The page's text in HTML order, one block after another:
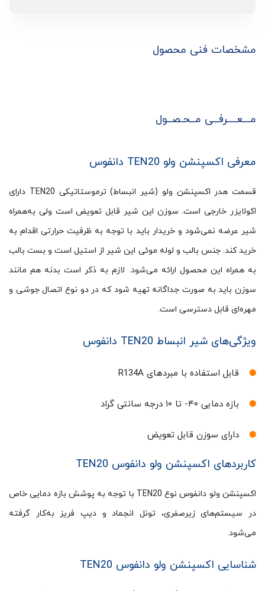
مشخصات فنی محصول
مـــعــــرفــی مــحـصــول
معرفی اکسپنشن ولو TEN20 دانفوس
قسمت هدر اکسپنشن ولو (شیر انبساط) ترموستاتیکی TEN20 دارای
اکولایزر خارجی است. سوزن این شیر قابل تعویض است ولی به‌همراه
شیر عرضه نمی‌شود و خریدار باید با توجه به ظرفیت حرارتی اقدام به
خرید کند. جنس بالب و لوله موئی این شیر از استیل است و بست بالب
به همراه این محصول ارائه می‌شود. لازم به ذکر است بدنه هم مانند
سوزن باید به صورت جداگانه تهیه شود که در دو نوع اتصال جوشی و
مهره‌ای قابل دسترسی است.
ویژگی‌های شیر انبساط TEN20 دانفوس
قابل استفاده با مبردهای R134A
بازه دمایی ۴۰- تا ۱۰ درجه سانتی گراد
دارای سوزن قابل تعویض
کاربردهای اکسپنشن ولو دانفوس TEN20
اکسپنشن ولو دانفوس نوع TEN20 با توجه به پوشش بازه دمایی خاص
در سیستم‌های زیرصفری، تونل انجماد و دیپ فریز به‌کار گرفته
می‌شود.
شناسایی اکسپنشن ولو دانفوس TEN20